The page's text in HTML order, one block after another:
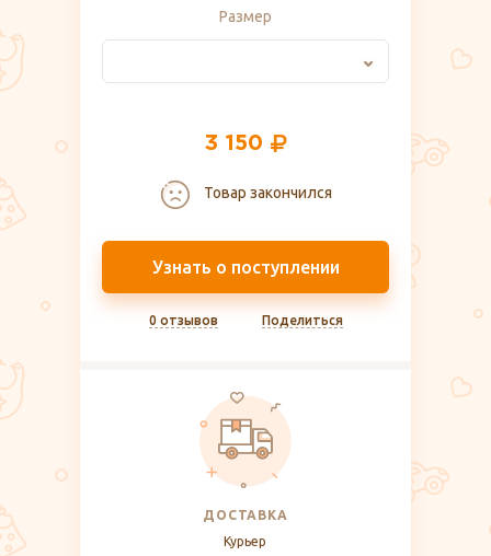
Размер
3 150
Товар закончился
Узнать о поступлении
0 отзывов Поделиться
ДОСТАВКА
Курьер